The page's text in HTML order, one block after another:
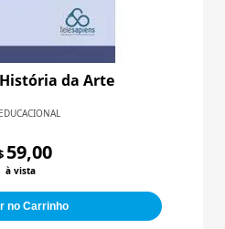
da Arte
59,00
à vista
no Carrinho